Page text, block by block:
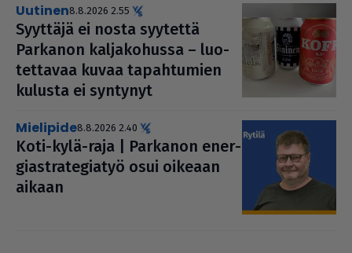
uutinen8.8.2026 2.55
Syyttäjä ei nosta syytettä
Parkanon kal­ja­ko­hussa – luo­
tet­ta­vaa kuvaa tapah­tu­mien
kulusta ei syntynyt
mielipide8.8.2026 2.40
Koti-kylä-raja | Parkanon ener­
gi­ast­ra­te­gi­a­työ osui oikeaan
aikaan